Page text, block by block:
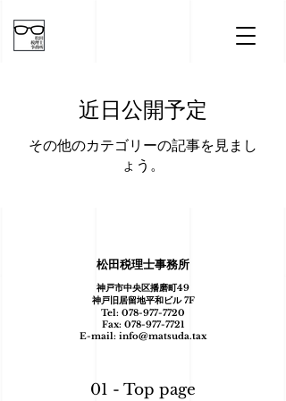
近日公開予定
その他のカテゴリーの記事を見まし
ょう。
松田税理士事務所
神戸市中央区播磨町49
神戸旧居留地平和ビル 7F
Tel: 078-977-7720
Fax: 078-977-7721
E-mail: info@matsuda.tax
01 - Top page